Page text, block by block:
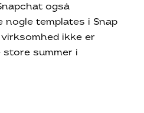
også
nogle templates i Snap
virksomhed ikke er
summer i